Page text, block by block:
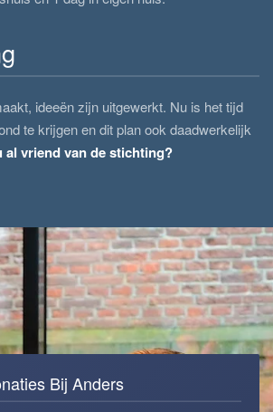
ideeën zijn uitgewerkt. Nu is het tijd
te krijgen en dit plan ook daadwerkelijk
al vriend van de stichting?
Bij Anders